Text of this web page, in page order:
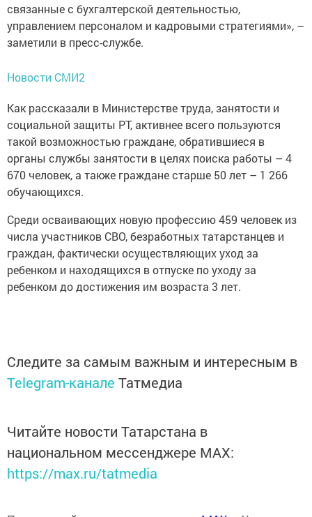
связанные с бухгалтерской деятельностью,
управлением персоналом и кадровыми стратегиями», –
заметили в пресс-службе.
Новости СМИ2
Как рассказали в Министерстве труда, занятости и
социальной защиты РТ, активнее всего пользуются
такой возможностью граждане, обратившиеся в
органы службы занятости в целях поиска работы – 4
670 человек, а также граждане старше 50 лет – 1 266
обучающихся.
Среди осваивающих новую профессию 459 человек из
числа участников СВО, безработных татарстанцев и
граждан, фактически осуществляющих уход за
ребенком и находящихся в отпуске по уходу за
ребенком до достижения им возраста 3 лет.
Следите за самым важным и интересным в
Telegram-канале Татмедиа
Читайте новости Татарстана в
национальном мессенджере MАХ:
https://max.ru/tatmedia